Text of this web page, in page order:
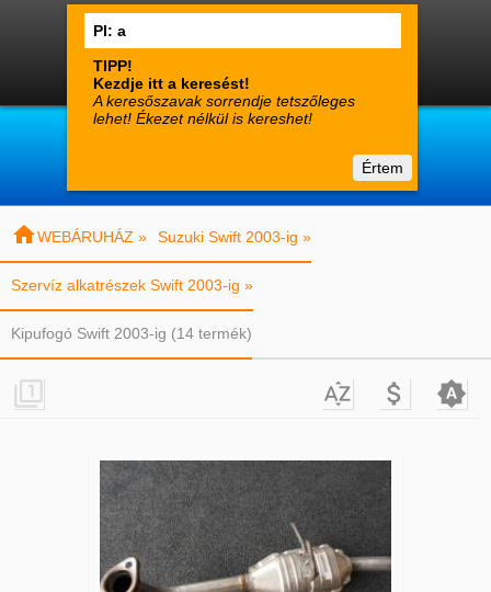
 suzuki-alkatreszek.hu
Kapcsolat
Értem
Termékek 
WEBÁRUHÁZ » Suzuki Swift 2003-ig »
Szervíz alkatrészek Swift 2003-ig »
Kipufogó Swift 2003-ig (14 termék)
   